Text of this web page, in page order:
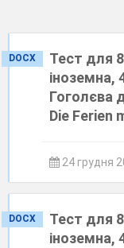
DOCX
Тест для
іноземна,
Гоголєва
Die Ferien
24 грудня
DOCX
Тест для
іноземна,